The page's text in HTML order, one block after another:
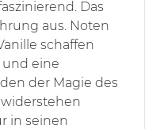
Das
aus. Noten
schaffen
eine
der Magie des
in seinen